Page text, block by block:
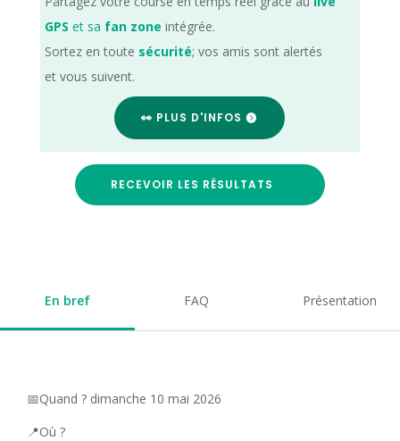
GPS et sa fan zone intégrée.
Sortez en toute sécurité; vos amis sont alertés
et vous suivent.
👀 PLUS D'INFOS
RECEVOIR LES RÉSULTATS
En bref FAQ Présentation
📅Quand ? dimanche 10 mai 2026
📍Où ?